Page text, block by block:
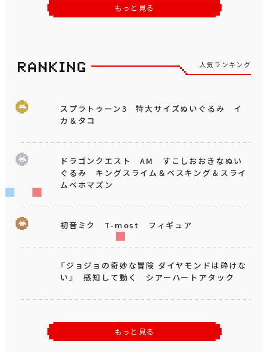
もっと見る
人気ランキング
スプラトゥーン3 特大サイズぬいぐるみ イ
カ＆タコ
ドラゴンクエスト AM すこしおおきなぬい
ぐるみ キングスライム＆ベスキング＆スライ
ムベホマズン
初音ミク T-most フィギュア
『ジョジョの奇妙な冒険 ダイヤモンドは砕けな
い』 感知して動く シアーハートアタック
もっと見る